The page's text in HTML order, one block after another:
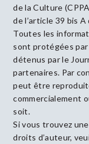
de la Culture
de l’article 39 bis
Toutes les
sont protégées
détenus par le
partenaires. Par
peut être
commercialement
soit.
Si vous trouvez
droits d’auteur,